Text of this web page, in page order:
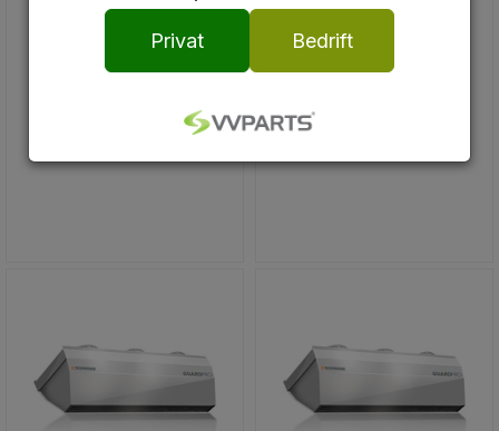
Privat Bedrift